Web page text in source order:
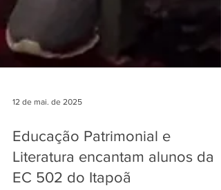
Educação Patrimonial e
Literatura encantam alunos da